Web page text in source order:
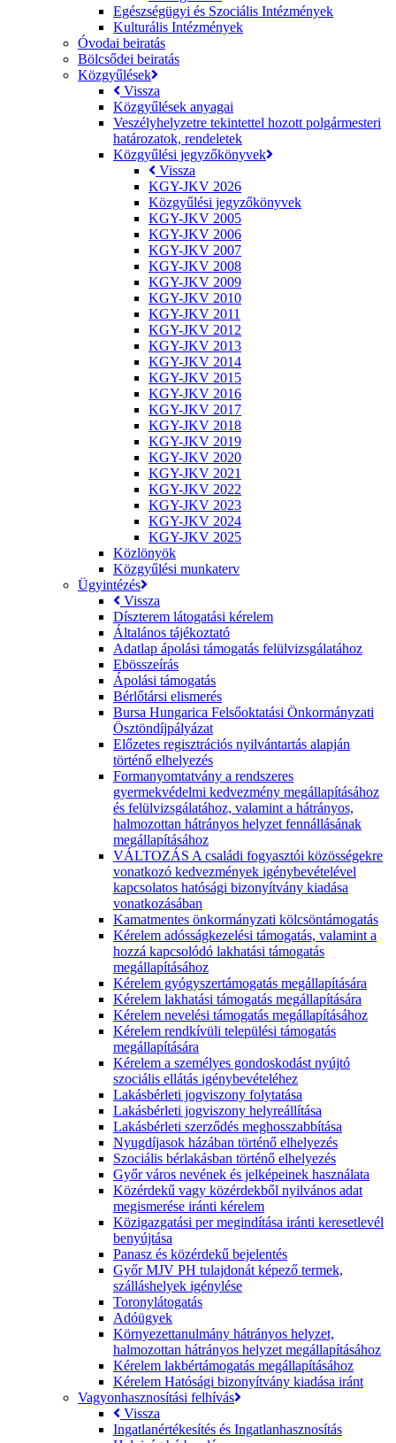
Egészségügyi és Szociális Intézmények
Kulturális Intézmények
Óvodai beiratás
Bölcsődei beiratás
Közgyűlések
Vissza
Közgyűlések anyagai
Veszélyhelyzetre tekintettel hozott polgármesteri
határozatok, rendeletek
Közgyűlési jegyzőkönyvek
Vissza
KGY-JKV 2026
Közgyűlési jegyzőkönyvek
KGY-JKV 2005
KGY-JKV 2006
KGY-JKV 2007
KGY-JKV 2008
KGY-JKV 2009
KGY-JKV 2010
KGY-JKV 2011
KGY-JKV 2012
KGY-JKV 2013
KGY-JKV 2014
KGY-JKV 2015
KGY-JKV 2016
KGY-JKV 2017
KGY-JKV 2018
KGY-JKV 2019
KGY-JKV 2020
KGY-JKV 2021
KGY-JKV 2022
KGY-JKV 2023
KGY-JKV 2024
KGY-JKV 2025
Közlönyök
Közgyűlési munkaterv
Ügyintézés
Vissza
Díszterem látogatási kérelem
Általános tájékoztató
Adatlap ápolási támogatás felülvizsgálatához
Ebösszeírás
Ápolási támogatás
Bérlőtársi elismerés
Bursa Hungarica Felsőoktatási Önkormányzati
Ösztöndíjpályázat
Előzetes regisztrációs nyilvántartás alapján
történő elhelyezés
Formanyomtatvány a rendszeres
gyermekvédelmi kedvezmény megállapításához
és felülvizsgálatához, valamint a hátrányos,
halmozottan hátrányos helyzet fennállásának
megállapításához
VÁLTOZÁS A családi fogyasztói közösségekre
vonatkozó kedvezmények igénybevételével
kapcsolatos hatósági bizonyítvány kiadása
vonatkozásában
Kamatmentes önkormányzati kölcsöntámogatás
Kérelem adósságkezelési támogatás, valamint a
hozzá kapcsolódó lakhatási támogatás
megállapításához
Kérelem gyógyszertámogatás megállapítására
Kérelem lakhatási támogatás megállapítására
Kérelem nevelési támogatás megállapításához
Kérelem rendkívüli települési támogatás
megállapítására
Kérelem a személyes gondoskodást nyújtó
szociális ellátás igénybevételéhez
Lakásbérleti jogviszony folytatása
Lakásbérleti jogviszony helyreállítása
Lakásbérleti szerződés meghosszabbítása
Nyugdíjasok házában történő elhelyezés
Szociális bérlakásban történő elhelyezés
Győr város nevének és jelképeinek használata
Közérdekű vagy közérdekből nyilvános adat
megismerése iránti kérelem
Közigazgatási per megindítása iránti keresetlevél
benyújtása
Panasz és közérdekű bejelentés
Győr MJV PH tulajdonát képező termek,
szálláshelyek igénylése
Toronylátogatás
Adóügyek
Környezettanulmány hátrányos helyzet,
halmozottan hátrányos helyzet megállapításához
Kérelem lakbértámogatás megállapításához
Kérelem Hatósági bizonyítvány kiadása iránt
Vagyonhasznosítási felhívás
Vissza
Ingatlanértékesítés és Ingatlanhasznosítás